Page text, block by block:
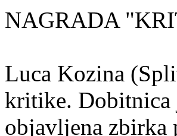
NAGRADA
Luca Kozina
kritike. Dobitnica
objavljena zbirka